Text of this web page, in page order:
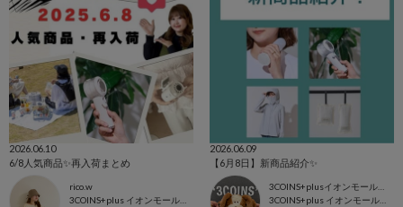
2026.06.10
6/8人気商品✨再入荷まとめ
rico.w
3COINS+plus イオンモール日吉津店
2026.06.09
【6月8日】新商品紹介✨